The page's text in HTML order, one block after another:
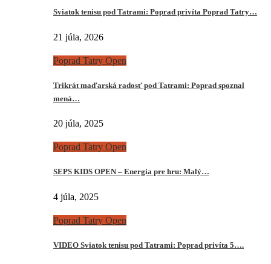
Sviatok tenisu pod Tatrami: Poprad privíta Poprad Tatry…
21 júla, 2026
Poprad Tatry Open
Trikrát maďarská radosť pod Tatrami: Poprad spoznal
mená…
20 júla, 2025
Poprad Tatry Open
SEPS KIDS OPEN – Energia pre hru: Malý…
4 júla, 2025
Poprad Tatry Open
VIDEO Sviatok tenisu pod Tatrami: Poprad privíta 5….